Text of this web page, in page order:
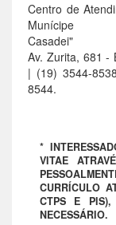
Centro de
Munícipe
Casadei"
Av. Zurita, 681 -
| (19) 3544-
8544.
*
VITAE
CURRÍCULO
CTPS E PIS),
NECESSÁRIO.